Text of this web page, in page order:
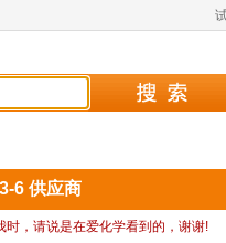
6 供应商
时，请说是在爱化学看到的，谢谢!